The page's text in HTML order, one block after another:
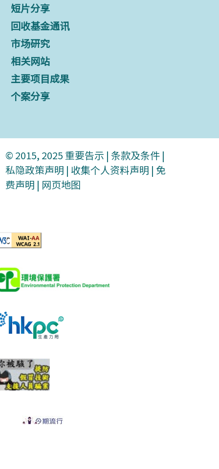
短片分享
回收基金通讯
市场研究
相关网站
主要项目成果
个案分享
© 2015, 2025 重要告示 | 条款及条件 |
私隐政策声明 | 收集个人资料声明 | 免
费声明 | 网页地图